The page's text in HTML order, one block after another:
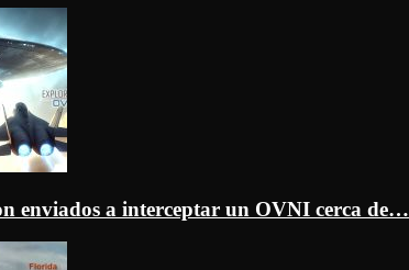
enviados a interceptar un OVNI cerca de…